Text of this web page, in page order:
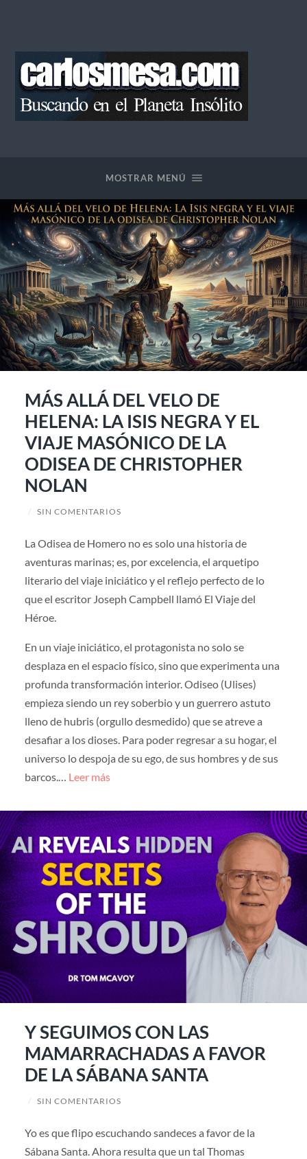
MOSTRAR MENÚ
MÁS ALLÁ DEL VELO DE
HELENA: LA ISIS NEGRA Y EL
VIAJE MASÓNICO DE LA
ODISEA DE CHRISTOPHER
NOLAN
/ SIN COMENTARIOS
La Odisea de Homero no es solo una historia de
aventuras marinas; es, por excelencia, el arquetipo
literario del viaje iniciático y el reflejo perfecto de lo
que el escritor Joseph Campbell llamó El Viaje del
Héroe.
En un viaje iniciático, el protagonista no solo se
desplaza en el espacio físico, sino que experimenta una
profunda transformación interior. Odiseo (Ulises)
empieza siendo un rey soberbio y un guerrero astuto
lleno de hubris (orgullo desmedido) que se atreve a
desafiar a los dioses. Para poder regresar a su hogar, el
universo lo despoja de su ego, de sus hombres y de sus
barcos.… Leer más
Y SEGUIMOS CON LAS
MAMARRACHADAS A FAVOR
DE LA SÁBANA SANTA
/ SIN COMENTARIOS
Yo es que flipo escuchando sandeces a favor de la
Sábana Santa. Ahora resulta que un tal Thomas